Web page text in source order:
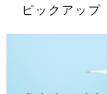
ピックアップ